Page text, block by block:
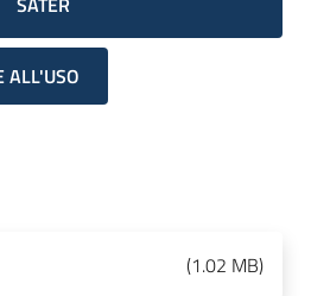
ALL'USO
(1.02 MB)